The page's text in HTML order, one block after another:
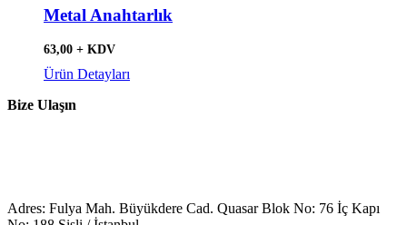
Metal Anahtarlık
63,00 + KDV
Ürün Detayları
Bize Ulaşın
Adres: Fulya Mah. Büyükdere Cad. Quasar Blok No: 76 İç Kapı